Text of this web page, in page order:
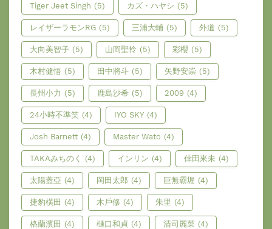
Tiger Jeet Singh (5) カズ・ハヤシ (5)
レイザーラモンRG (5) 三浦大輔 (5) 外道 (5)
大向美智子 (5) 山岡聖怜 (5) 彩櫻 (5)
木村健悟 (5) 田中將斗 (5) 矢野安崇 (5)
長州小力 (5) 鹿島沙希 (5) 2009 (4)
24小時不準笑 (4) IYO SKY (4)
Josh Barnett (4) Master Wato (4)
TAKAみちのく (4) インリン (4) 倖田來未 (4)
太陽蓋亞 (4) 岡田太郎 (4) 巨無霸堀 (4)
捷豹橫田 (4) 木戶修 (4) 朱里 (4)
格蘭濱田 (4) 樋口和貞 (4) 清司麗菜 (4)